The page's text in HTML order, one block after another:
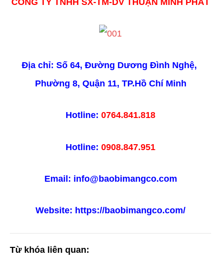
Địa chỉ: Số 64, Đường Dương Đình Nghệ,
Phường 8, Quận 11, TP.Hồ Chí Minh
Hotline: 0764.841.818
Hotline: 0908.847.951
Email: info@baobimangco.com
Website: https://baobimangco.com/
Từ khóa liên quan: